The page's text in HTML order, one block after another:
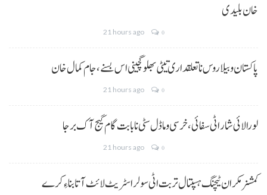
خان بلیدی
21 hours ago 0
پاکستان و بیلاروس نا تعلقداری تیٹی بھلو گچینی اس بسنے، جام کمال خان
21 hours ago 0
لورالائی شار اٹی سفائی، خرسی و ماڈل سٹی نا بابت گام گیج آک برجا
21 hours ago 0
کمشنر مکران ٹیچنگ ہسپتال تربت اٹی سولر اسٹریٹ لائٹ آتا بناءِ کرے